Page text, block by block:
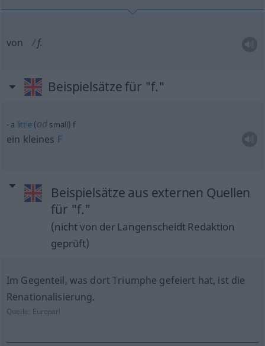
von f.
Beispielsätze für "f."
a little(od small) f
ein kleines F
Beispielsätze aus externen Quellen
für "f."
(nicht von der Langenscheidt Redaktion
geprüft)
Im Gegenteil, was dort Triumphe gefeiert hat, ist die
Renationalisierung.
Quelle: Europarl